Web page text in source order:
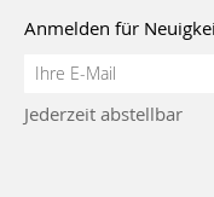
Anmelden für
Anmeldung
Newsletter:
Jederzeit abstellbar